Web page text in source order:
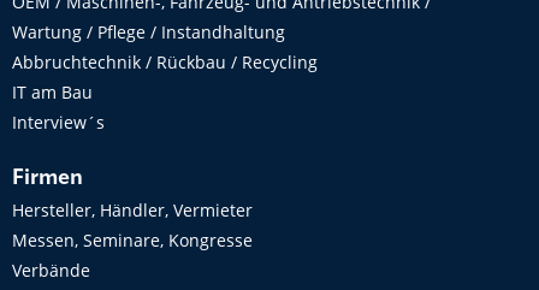
Wartung / Pflege / Instandhaltung
Abbruchtechnik / Rückbau / Recycling
IT am Bau
Interview´s
Firmen
Hersteller, Händler, Vermieter
Messen, Seminare, Kongresse
Verbände